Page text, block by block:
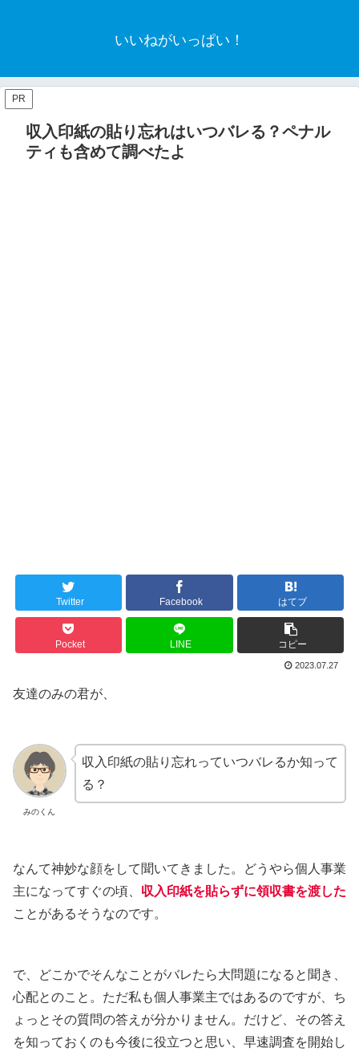
いいねがいっぱい！
PR
収入印紙の貼り忘れはいつバレる？ペナル
ティも含めて調べたよ
Twitter Facebook はてブ
Pocket LINE コピー
2023.07.27
友達のみの君が、
みのくん
収入印紙の貼り忘れっていつバレるか知って
る？
なんて神妙な顔をして聞いてきました。どうやら個人事業
主になってすぐの頃、 収入印紙を貼らずに領収書を渡した
ことがあるそうなのです。
で、どこかでそんなことがバレたら大問題になると聞き、
心配とのこと。ただ私も個人事業主ではあるのですが、ち
ょっとその質問の答えが分かりません。だけど、その答え
を知っておくのも今後に役立つと思い、早速調査を開始し